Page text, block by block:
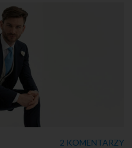
2 KOMENTARZY